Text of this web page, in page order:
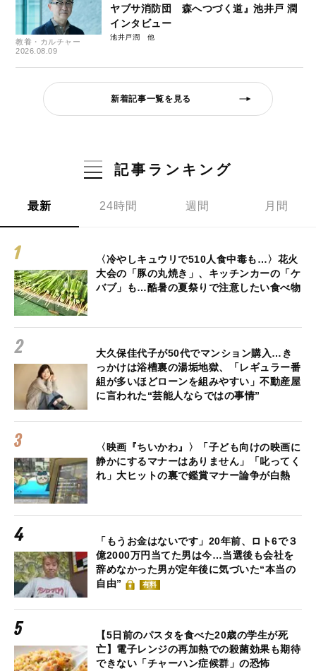
教養・カルチャー
2026.08.09
ヤブサ消防団 森へつづく道』池井戸 潤
インタビュー
池井戸潤
新着記事一覧を見る
記事ランキング
最新 24時間 週間 月間
〈冷やしキュウリで510人食中毒も…〉花火
大会の「豚の丸焼き」、キッチンカーの「ケ
バブ」も…酷暑の夏祭りで注意したい食べ物
大久保佳代子が50代でマンション購入…き
っかけは浴槽裏の湯垢地獄、「レギュラー番
組が多いほどローンを組みやすい」不動産屋
に言われた“芸能人ならではの事情”
〈映画『ちいかわ』〉「子ども向けの映画に
静かにするマナーはありません」「叱ってく
れ」大ヒットの裏で鑑賞マナー論争が白熱
「もうお金はないです」20年前、ロト6で３
億2000万円当てた男は今…当選後も会社を
辞めなかった男が定年後に気づいた“本当の
自由”
有料
【5日前のパスタを食べた20歳の学生が死
亡】電子レンジの再加熱での殺菌効果も期待
できない「チャーハン症候群」の恐怖